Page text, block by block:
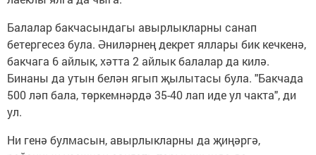
Балалар бакчасындагы авырлыкларны санап
бетергесез була. Әниләрнең декрет яллары бик кечкенә,
бакчага 6 айлык, хәтта 2 айлык балалар да килә.
Бинаны да утын белән ягып җылытасы була. "Бакчада
500 ләп бала, төркемнәрдә 35-40 лап иде ул чакта", ди
ул.
Ни генә булмасын, авырлыкларны да җиңәргә,